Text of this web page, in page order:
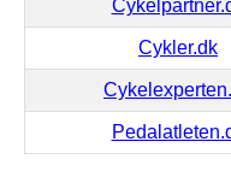
Cykler.dk